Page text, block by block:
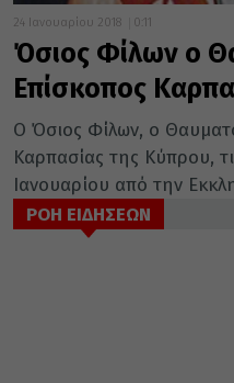
24 Ιανουαρίου 2018 0:11
Όσιος Φίλων ο
Επίσκοπος
Ο Όσιος Φίλων, ο
Καρπασίας της Κύπρου,
Ιανουαρίου από την
ΡΟΗ ΕΙΔΗΣΕΩΝ